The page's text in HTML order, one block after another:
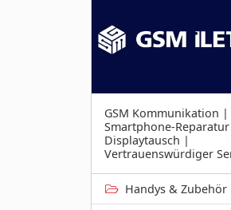
GSM Kommunikation |
Smartphone-
Displaytausch |
Vertrauenswürdiger
Handys & Zubehör